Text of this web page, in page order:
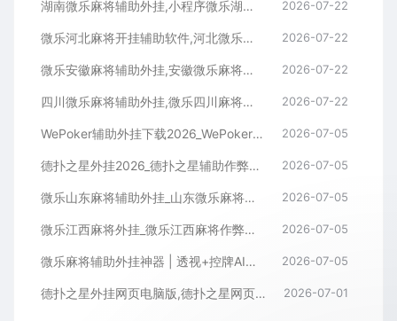
湖南微乐麻将辅助外挂,小程序微乐湖南麻将开挂辅助软件 2026-07-22
微乐河北麻将开挂辅助软件,河北微乐麻将小程序外挂 2026-07-22
微乐安徽麻将辅助外挂,安徽微乐麻将开挂辅助软件 2026-07-22
四川微乐麻将辅助外挂,微乐四川麻将小程序开挂辅助软件 2026-07-22
WePoker辅助外挂下载2026_WePoker微扑克透视作弊软件 2026-07-05
德扑之星外挂2026_德扑之星辅助作弊软件_德扑之星透视器下载 2026-07-05
微乐山东麻将辅助外挂_山东微乐麻将作弊软件透视下载 2026-07-05
微乐江西麻将外挂_微乐江西麻将作弊辅助软件 2026-07-05
微乐麻将辅助外挂神器 | 透视+控牌AI智能辅助，轻松连胜全场！ 2026-07-05
德扑之星外挂网页电脑版,德扑之星网页版透视辅助器 2026-07-01